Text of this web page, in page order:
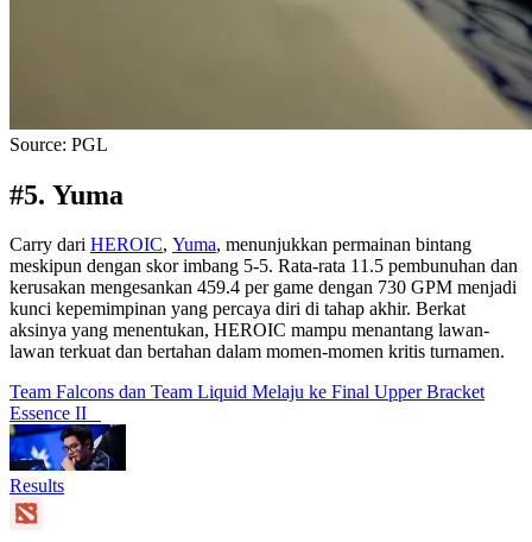
Source: PGL
#5. Yuma
Carry dari HEROIC, Yuma, menunjukkan permainan bintang
meskipun dengan skor imbang 5-5. Rata-rata 11.5 pembunuhan dan
kerusakan mengesankan 459.4 per game dengan 730 GPM menjadi
kunci kepemimpinan yang percaya diri di tahap akhir. Berkat
aksinya yang menentukan, HEROIC mampu menantang lawan-
lawan terkuat dan bertahan dalam momen-momen kritis turnamen.
Team Falcons dan Team Liquid Melaju ke Final Upper Bracket
Essence II
Results